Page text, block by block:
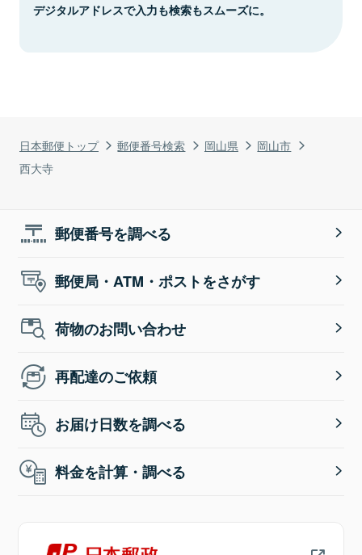
日本郵便トップ 郵便番号検索 岡山県
岡山市
西大寺
デジタルアドレスで入力も検索もスムーズに。
郵便番号を調べる
郵便局・ATM・ポストをさがす
荷物のお問い合わせ
再配達のご依頼
お届け日数を調べる
料金を計算・調べる